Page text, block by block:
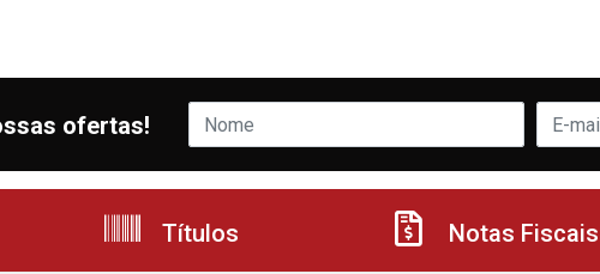
ofertas!
Títulos Notas Fiscais